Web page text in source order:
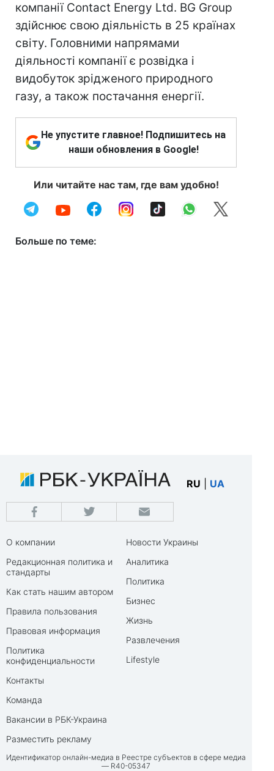
компанії Contact Energy Ltd. BG Group
здійснює свою діяльність в 25 країнах
світу. Головними напрямами
діяльності компанії є розвідка і
видобуток зрідженого природного
газу, а також постачання енергії.
Не упустите главное! Подпишитесь на
наши обновления в Google!
Или читайте нас там, где вам удобно!
Больше по теме:
RU UA
О компании
Редакционная политика и
стандарты
Как стать нашим автором
Правила пользования
Правовая информация
Политика
конфиденциальности
Контакты
Команда
Вакансии в РБК-Украина
Разместить рекламу
Новости Украины
Аналитика
Политика
Бизнес
Жизнь
Развлечения
Lifestyle
Идентификатор онлайн-медиа в Реестре субъектов в сфере медиа
— R40-05347